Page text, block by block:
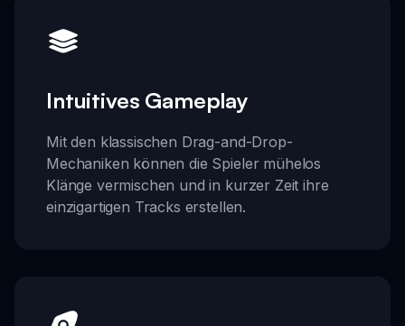
Intuitives Gameplay
Mit den klassischen Drag-and-Drop-
Mechaniken können die Spieler mühelos
Klänge vermischen und in kurzer Zeit ihre
einzigartigen Tracks erstellen.